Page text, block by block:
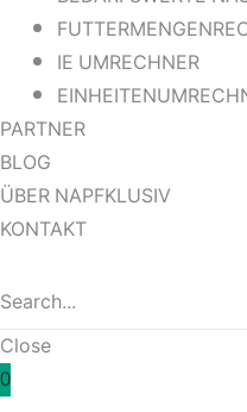
IE UMRECHNER
PARTNER
BLOG
ÜBER NAPFKLUSIV
KONTAKT
Close
0